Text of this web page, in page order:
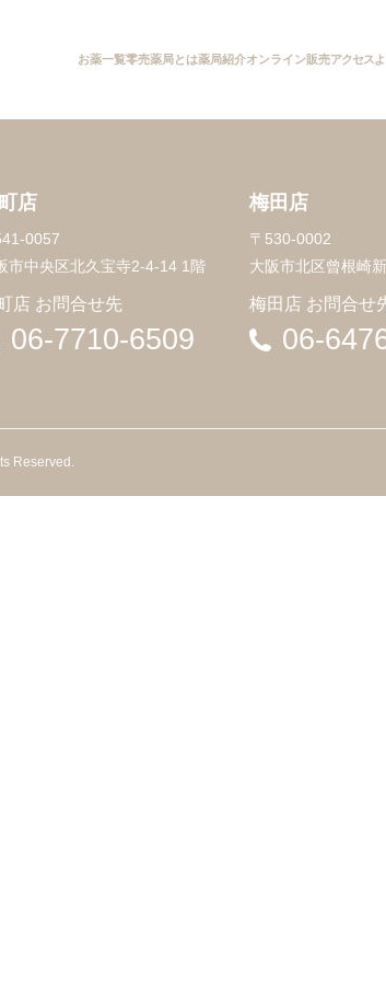
お薬一覧零売薬局とは薬局紹介オンライン販売アクセス
店
0057
市中央区北久宝寺2-4-14 1階
店 お問合せ先
06-7710-6509
梅田店
〒530-0002
大阪市北区曾根崎
梅田店 お問合せ
06-
Reserved.